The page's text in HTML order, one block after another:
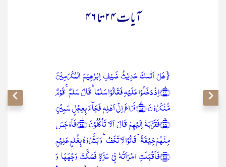
آیات ۲۴ تا ۴۶
{ہَلۡ اَتٰىکَ حَدِیۡثُ ضَیۡفِ اِبۡرٰہِیۡمَ الۡمُکۡرَمِیۡنَ
﴿ۘ۲۴﴾اِذۡ دَخَلُوۡا عَلَیۡہِ فَقَالُوۡا سَلٰمًا ؕ قَالَ سَلٰمٌ ۚ قَوۡمٌ
مُّنۡکَرُوۡنَ ﴿ۚ۲۵﴾فَرَاغَ اِلٰۤی اَہۡلِہٖ فَجَآءَ بِعِجۡلٍ سَمِیۡنٍ
﴿ۙ۲۶﴾فَقَرَّبَہٗۤ اِلَیۡہِمۡ قَالَ اَلَا تَاۡکُلُوۡنَ ﴿۫۲۷﴾فَاَوۡجَسَ
مِنۡہُمۡ خِیۡفَۃً ؕ قَالُوۡا لَا تَخَفۡ ؕ وَ بَشَّرُوۡہُ بِغُلٰمٍ عَلِیۡمٍ
﴿۲۸﴾فَاَقۡبَلَتِ امۡرَاَتُہٗ فِیۡ صَرَّۃٍ فَصَکَّتۡ وَجۡہَہَا وَ